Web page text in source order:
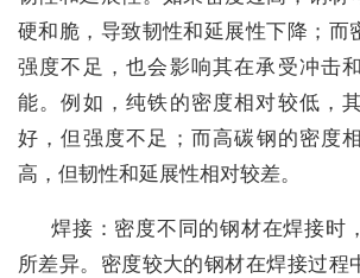
硬和脆，导致韧性和延展性下降；而
强度不足，也会影响其在承受冲击
能。例如，纯铁的密度相对较低，
好，但强度不足；而高碳钢的密度
高，但韧性和延展性相对较差。
焊接：密度不同的钢材在焊接时
所差异。密度较大的钢材在焊接过程